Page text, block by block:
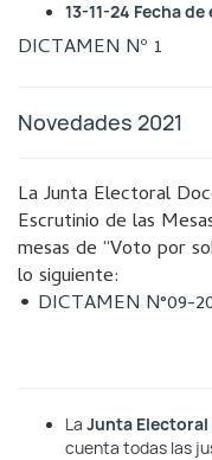
13-11-24 Fecha
DICTAMEN Nº 1
Novedades 2021
La Junta Electoral
Escrutinio de las
mesas de “Voto por
lo siguiente:
• DICTAMEN N°09-
La Junta
cuenta todas las